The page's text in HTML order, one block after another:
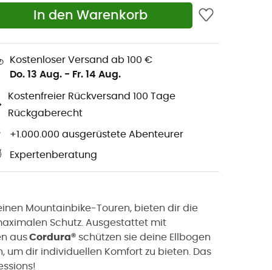
In den Warenkorb
Kostenloser Versand ab 100 €
Do. 13 Aug. - Fr. 14 Aug.
Kostenfreier Rückversand 100 Tage
Rückgaberecht
+1.000.000 ausgerüstete Abenteurer
Expertenberatung
Mountainbike-Touren, bieten dir die
Schutz. Ausgestattet mit
ausCordura® schützen sie deine Ellbogen
um dir individuellen Komfort zu bieten. Das